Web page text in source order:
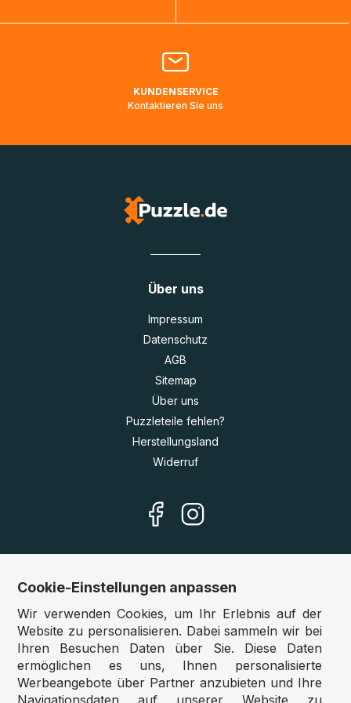
Bitte kontaktieren Sie denKundenservicefalls Ihr Paket
Lieferadressen in Deutschland oder Europa mehrere Tage
KUNDENSERVICE
Kontaktieren Sie uns
Über uns
Impressum
Datenschutz
AGB
Sitemap
Über uns
Puzzleteile fehlen?
Herstellungsland
Widerruf
Unsere Shops
Deutschland:www.puzzle.de
Österreich:
www.puzzle.at
Belgien:www.puzzle.be
Großbritannien:www.jigsawpuzzle.co.uk
Cookie-Einstellungen anpassen
Wir verwenden Cookies, um Ihr Erlebnis auf der
Website zu personalisieren. Dabei sammeln wir bei
Ihren Besuchen Daten über Sie. Diese Daten
ermöglichen es uns, Ihnen personalisierte
Werbeangebote über Partner anzubieten und Ihre
Navigationsdaten auf unserer Website zu